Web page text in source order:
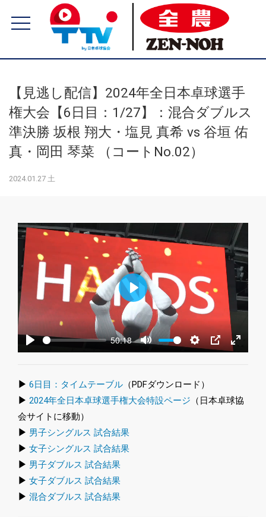
【見逃し配信】2024年全日本卓球選手
権大会【6日目：1/27】：混合ダブルス
準決勝 坂根 翔大・塩見 真希 vs 谷垣 佑
真・岡田 琴菜 （コートNo.02）
2024.01.27 土
Play
50:18
Mute Settings
PIP Enter
Play
▶ 6日目：タイムテーブル （PDFダウンロード）
▶ 2024年全日本卓球選手権大会特設ページ （日本卓球協
会サイトに移動）
▶ 男子シングルス 試合結果
▶ 女子シングルス 試合結果
▶ 男子ダブルス 試合結果
▶ 女子ダブルス 試合結果
▶ 混合ダブルス 試合結果